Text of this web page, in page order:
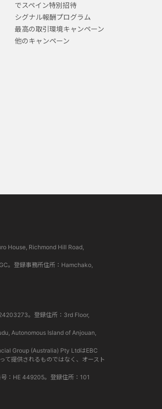
でスペイン特別招待
シグナル報酬プログラム
最高の取引環境キャンペーン
他のキャンペーン
House, Richmond Hill Road,
。登録事務所住所：Hamchako,
。登録住所：3rd Floor,
Autonomous Island of Anjouan,
Group (Australia) Pty LtdはEBC
て提供されるものではなく、オースト
：HE 449205。登録住所：101